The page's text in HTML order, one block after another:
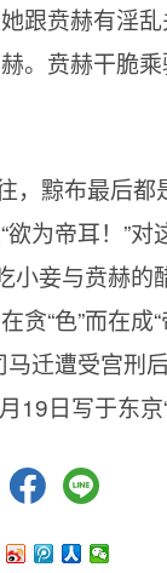
跟贲赫有淫
。贲赫干脆
，黥布最后
为帝耳！”
妾与贲赫的
“色”而在成
迁遭受宫刑
19日写于东京“